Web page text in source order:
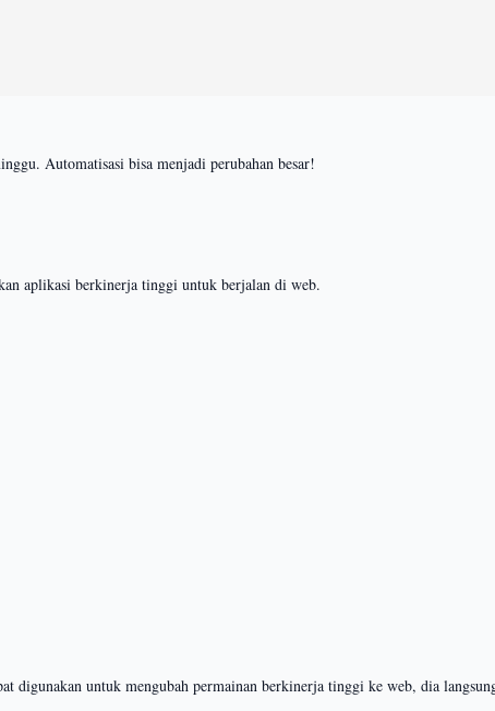
Automatisasi bisa menjadi perubahan besar!
aplikasi berkinerja tinggi untuk berjalan di web.
digunakan untuk mengubah permainan berkinerja tinggi ke web, dia